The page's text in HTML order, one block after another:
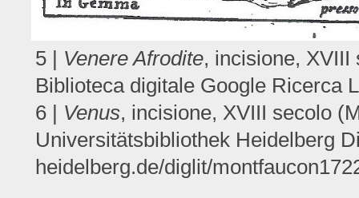
5 | Venere Afrodite, incisione, XVIII
Biblioteca digitale Google Ricerca
6 | Venus, incisione, XVIII secolo
Universitätsbibliothek Heidelberg
heidelberg.de/diglit/